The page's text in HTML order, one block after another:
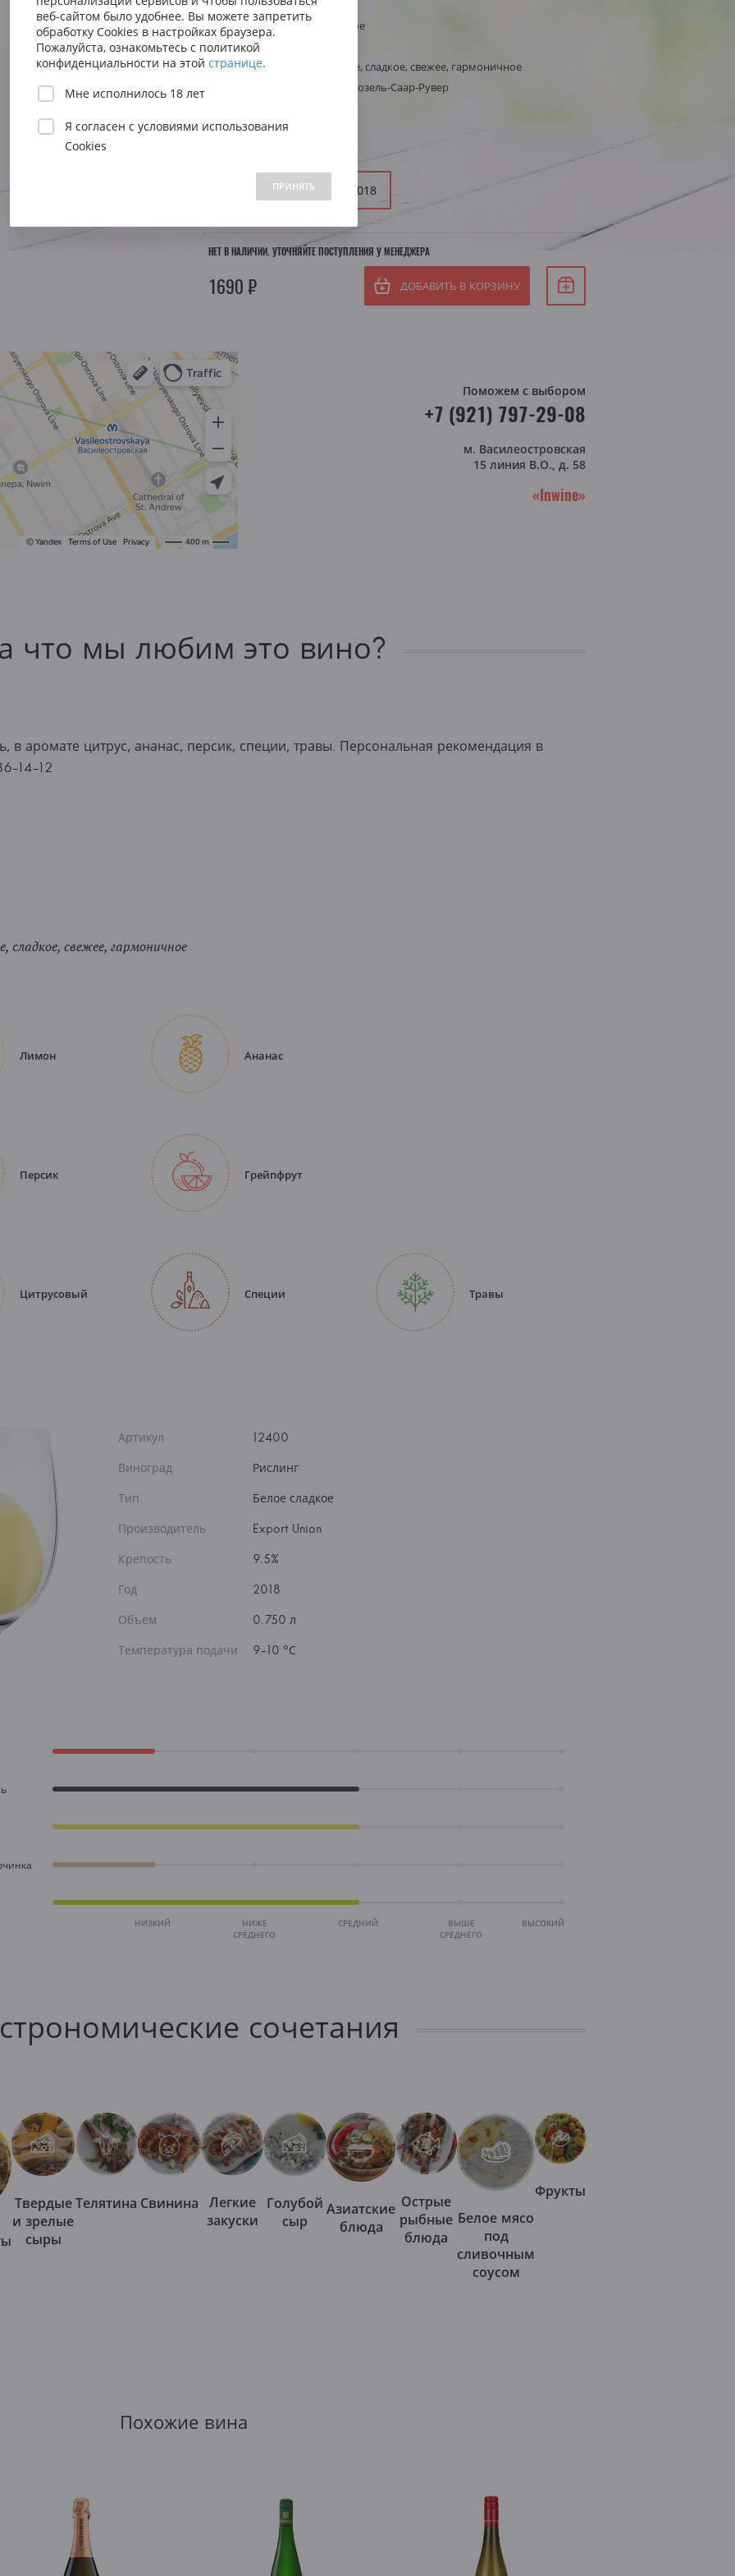
Венето
Пьемонт
Риоха
Приорат
Южная Штирия
Нижняя Австрия
Артикул 12400
Тип Белое сладкое
Виноград
Стиль Аперитивное, сладкое, свежее, гармоничное
Германия, Мозель-Саар-Рувер
Объем: 0.75 л.
2023 2018
НЕТ В НАЛИЧИИ. УТОЧНЯЙТЕ ПОСТУПЛЕНИЯ У МЕНЕДЖЕРА
1690 ₽ ДОБАВИТЬ В КОРЗИНУ
Поможем с выбором
+7 (921) 797-29-08
м. Василеостровская
15 линия В.О., д. 58
«Inwine»
что мы любим это вино?
в аромате цитрус, ананас, персик, специи, травы. Персональная рекомендация в
14-12
сладкое, свежее, гармоничное
Лимон Ананас
Персик Грейпфрут
Цитрусовый Специи Травы
Артикул 12400
Виноград Рислинг
Тип Белое сладкое
Производитель Export Union
Крепость 9.5%
Год 2018
Объем 0.750 л
Температура подачи 9-10 °С
НИЗКИЙ
НИЖЕ
СРЕДНЕГО
СРЕДНИЙ
ВЫШЕ
СРЕДНЕГО
ВЫСОКИЙ
сочетания
Твердые
и зрелые
сыры
Телятина Свинина
Легкие
закуски
Голубой
сыр
Азиатские
блюда
Острые
рыбные
блюда
Белое мясо
под
сливочным
соусом
Фрукты
Похожие вина
веб-сайтом было удобнее. Вы можете запретить
обработку Cookies в настройках браузера.
Пожалуйста, ознакомьтесь с политикой
конфиденциальности на этой странице.
Мне исполнилось 18 лет
Я согласен с условиями использования
Cookies
ПРИНЯТЬ